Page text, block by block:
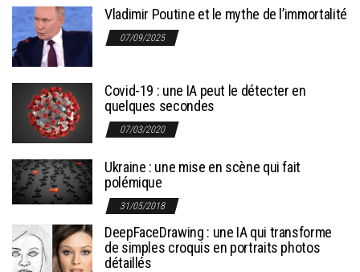
Vladimir Poutine et le mythe de l’immortalité
07/09/2025
Covid-19 : une IA peut le détecter en
quelques secondes
07/03/2020
Ukraine : une mise en scène qui fait
polémique
31/05/2018
DeepFaceDrawing : une IA qui transforme
de simples croquis en portraits photos
détaillés